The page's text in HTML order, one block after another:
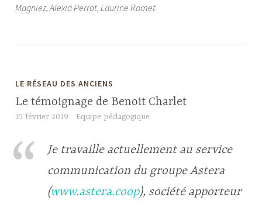
Magniez, Alexia Perrot, Laurine Romet
LE RÉSEAU DES ANCIENS
Le témoignage de Benoit Charlet
15 février 2019 Equipe pédagogique
Je travaille actuellement au service
communication du groupe Astera
(www.astera.coop), société apporteur